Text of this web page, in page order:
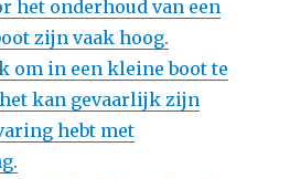
het onderhoud van een
zijn vaak hoog.
om in een kleine boot te
kan gevaarlijk zijn
hebt met